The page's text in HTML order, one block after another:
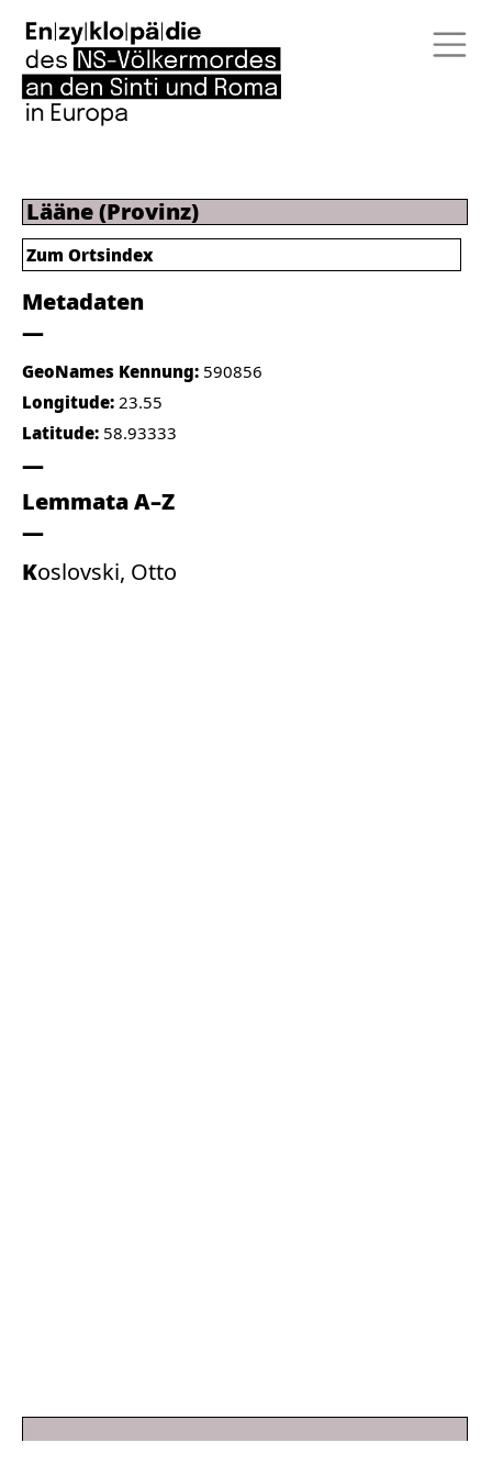
Lääne (Provinz)
Metadaten
GeoNames Kennung: 590856
Longitude: 23.55
Latitude: 58.93333
Lemmata A–Z
Koslovski, Otto
Zum Ortsindex